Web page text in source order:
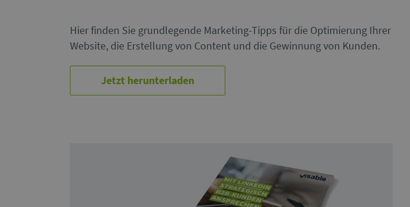
Hier finden Sie grundlegende Marketing-Tipps für die Optimierung Ihrer
Website, die Erstellung von Content und die Gewinnung von Kunden.
Jetzt herunterladen